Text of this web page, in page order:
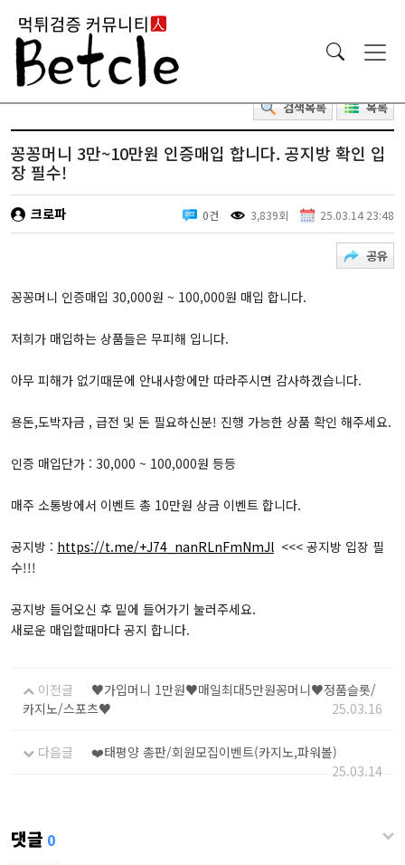
검색목록 목록
꽁꽁머니 3만~10만원 인증매입 합니다. 공지방 확인 입
장 필수!
크로파 0건 3,839회 25.03.14 23:48
공유
꽁꽁머니 인증매입 30,000원 ~ 100,000원 매입 합니다.
저희가 매입하는 상품들은 무피해 입니다.
아무 피해가 없기때문에 안내사항에만 따라주시면 감사하겠습니다.
용돈,도박자금 , 급전 및 돈 필요하신분! 진행 가능한 상품 확인 해주세요.
인증 매입단가 : 30,000 ~ 100,000원 등등
매주 소통방에서 이벤트 총 10만원 상금 이벤트 합니다.
공지방 : https://t.me/+J74_nanRLnFmNmJl <<< 공지방 입장 필
수!!!
공지방 들어오신 후 밑에 들어가기 눌러주세요.
새로운 매입할때마다 공지 합니다.
이전글
♥가입머니 1만원♥매일최대5만원꽁머니♥정품슬롯/
카지노/스포츠♥
25.03.16
다음글
❤️태평양 총판/회원모집이벤트(카지노,파워볼)
25.03.14
댓글 0